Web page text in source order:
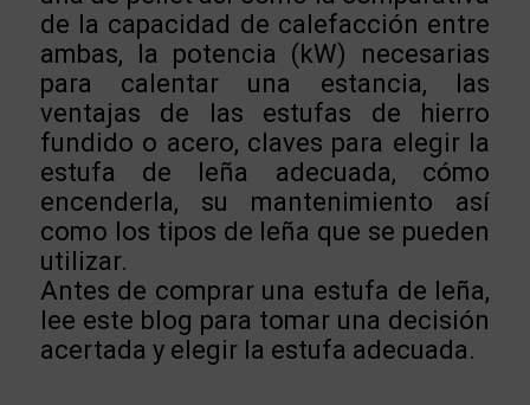
de la capacidad de calefacción entre
ambas, la potencia (kW) necesarias
para calentar una estancia, las
ventajas de las estufas de hierro
fundido o acero, claves para elegir la
estufa de leña adecuada, cómo
encenderla, su mantenimiento así
como los tipos de leña que se pueden
utilizar.
Antes de comprar una estufa de leña,
lee este blog para tomar una decisión
acertada y elegir la estufa adecuada.